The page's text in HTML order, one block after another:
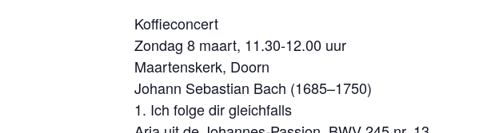
Koffieconcert
Zondag 8 maart, 11.30-12.00 uur
Maartenskerk, Doorn
Johann Sebastian Bach (1685–1750)
1. Ich folge dir gleichfalls